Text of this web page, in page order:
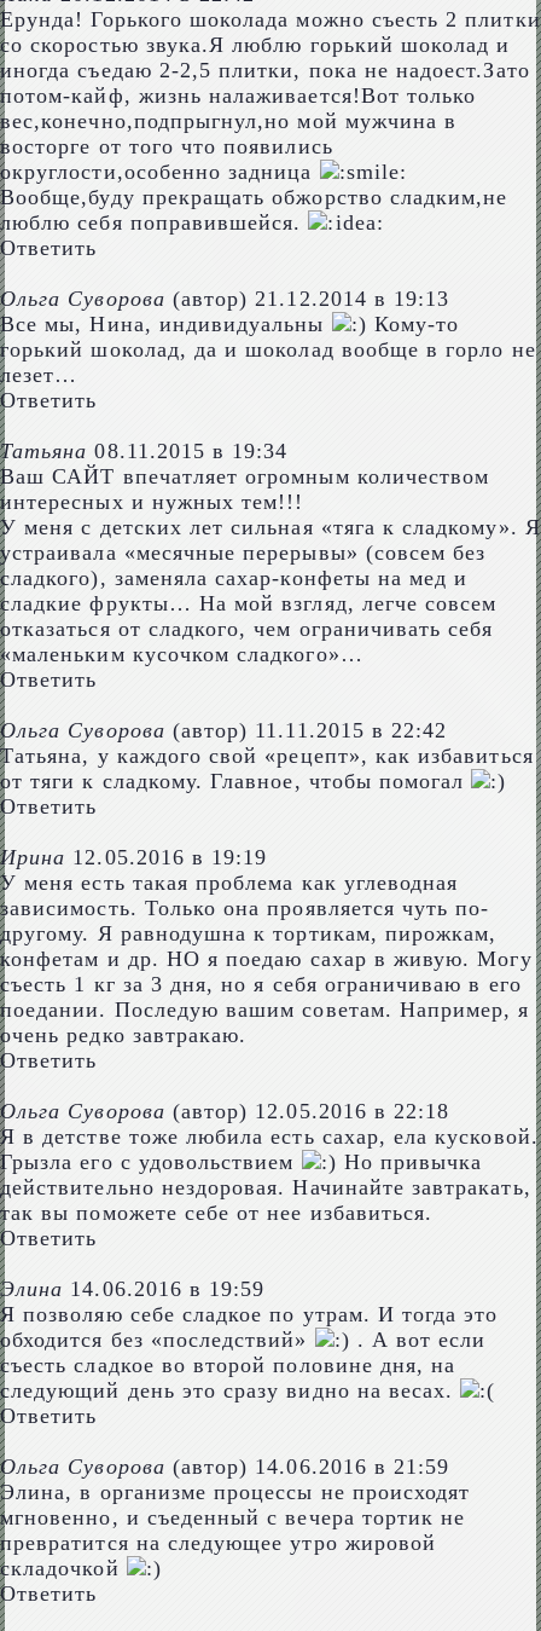
Ерунда! Горького шоколада можно съесть 2 плитки
со скоростью звука.Я люблю горький шоколад и
иногда съедаю 2-2,5 плитки, пока не надоест.Зато
потом-кайф, жизнь налаживается!Вот только
вес,конечно,подпрыгнул,но мой мужчина в
восторге от того что появились
округлости,особенно задница
Вообще,буду прекращать обжорство сладким,не
люблю себя поправившейся.
Ответить
Ольга Суворова (автор) 21.12.2014 в 19:13
Все мы, Нина, индивидуальны
Кому-то
горький шоколад, да и шоколад вообще в горло не
лезет…
Ответить
Татьяна 08.11.2015 в 19:34
Ваш САЙТ впечатляет огромным количеством
интересных и нужных тем!!!
У меня с детских лет сильная «тяга к сладкому». Я
устраивала «месячные перерывы» (совсем без
сладкого), заменяла сахар-конфеты на мед и
сладкие фрукты… На мой взгляд, легче совсем
отказаться от сладкого, чем ограничивать себя
«маленьким кусочком сладкого»…
Ответить
Ольга Суворова (автор) 11.11.2015 в 22:42
Татьяна, у каждого свой «рецепт», как избавиться
от тяги к сладкому. Главное, чтобы помогал
Ответить
Ирина 12.05.2016 в 19:19
У меня есть такая проблема как углеводная
зависимость. Только она проявляется чуть по-
другому. Я равнодушна к тортикам, пирожкам,
конфетам и др. НО я поедаю сахар в живую. Могу
съесть 1 кг за 3 дня, но я себя ограничиваю в его
поедании. Последую вашим советам. Например, я
очень редко завтракаю.
Ответить
Ольга Суворова (автор) 12.05.2016 в 22:18
Я в детстве тоже любила есть сахар, ела кусковой.
Грызла его с удовольствием
Но привычка
действительно нездоровая. Начинайте завтракать,
так вы поможете себе от нее избавиться.
Ответить
Элина 14.06.2016 в 19:59
Я позволяю себе сладкое по утрам. И тогда это
обходится без «последствий»
. А вот если
съесть сладкое во второй половине дня, на
следующий день это сразу видно на весах.
Ответить
Ольга Суворова (автор) 14.06.2016 в 21:59
Элина, в организме процессы не происходят
мгновенно, и съеденный с вечера тортик не
превратится на следующее утро жировой
складочкой
Ответить